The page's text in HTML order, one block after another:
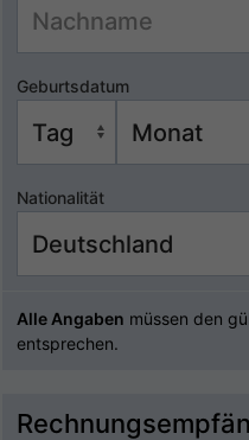
Geburtsdatum
Nationalität
Alle Angaben müssen den
entsprechen.